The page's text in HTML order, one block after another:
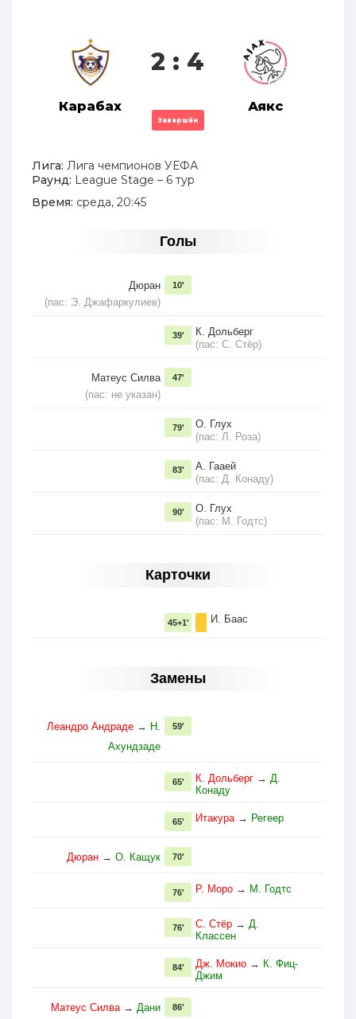
Карабах
2 : 4
Завершён
Аякс
Лига: Лига чемпионов УЕФА
Раунд: League Stage – 6 тур
Время: среда, 20:45
Голы
Дюран
(пас: Э. Джафаркулиев)
10'
К. Дольберг
(пас: С. Стёр)
39'
Матеус Силва
(пас: не указан)
47'
О. Глух
(пас: Л. Роза)
79'
А. Гааей
(пас: Д. Конаду)
83'
О. Глух
(пас: М. Годтс)
90'
Карточки
И. Баас
45+1'
Замены
Леандро Андраде → Н.
Ахундзаде
59'
К. Дольберг → Д.
Конаду
65'
Итакура→ Регеер
65'
Дюран → О. Кащук 70'
Р. Моро → М. Годтс
76'
С. Стёр → Д.
Классен
76'
Дж. Мокио → К. Фиц-
Джим
84'
Матеус Силва→ Дани 86'